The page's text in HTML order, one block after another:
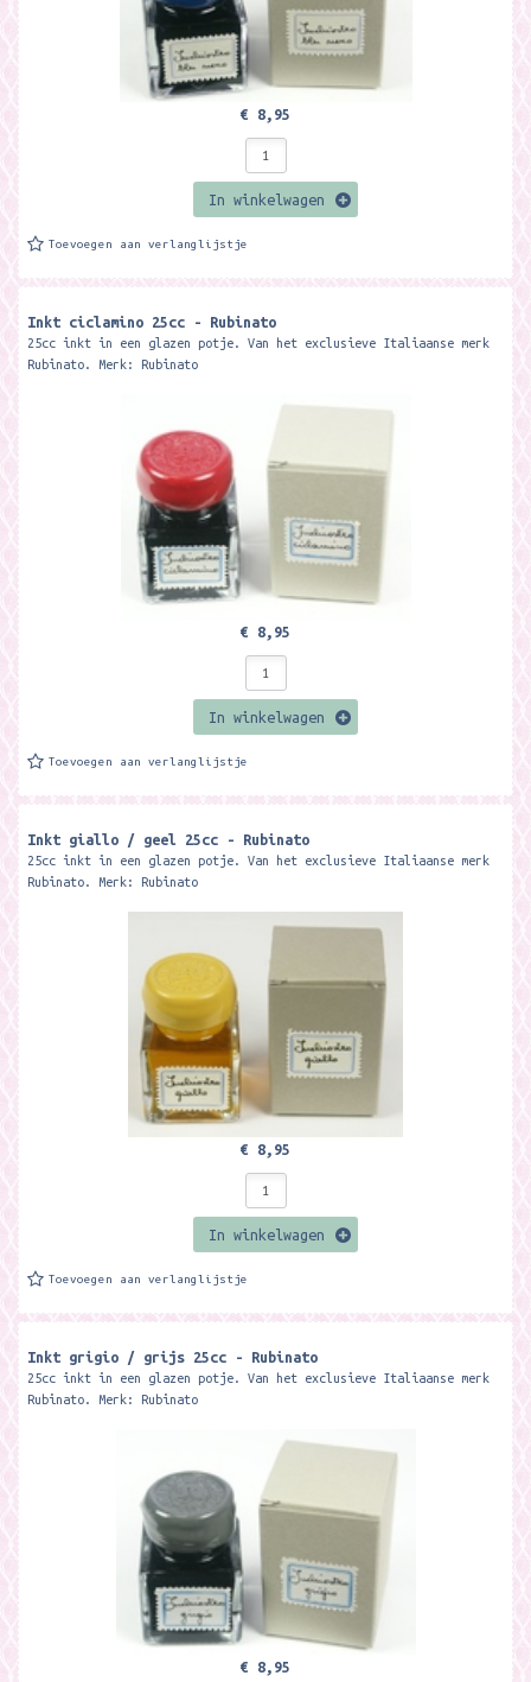
€ 8,95
In winkelwagen
Toevoegen aan verlanglijstje
Inkt ciclamino 25cc - Rubinato
25cc inkt in een glazen potje. Van het exclusieve Italiaanse merk
Rubinato. Merk: Rubinato
€ 8,95
In winkelwagen
Toevoegen aan verlanglijstje
Inkt giallo / geel 25cc - Rubinato
25cc inkt in een glazen potje. Van het exclusieve Italiaanse merk
Rubinato. Merk: Rubinato
€ 8,95
In winkelwagen
Toevoegen aan verlanglijstje
Inkt grigio / grijs 25cc - Rubinato
25cc inkt in een glazen potje. Van het exclusieve Italiaanse merk
Rubinato. Merk: Rubinato
€ 8,95